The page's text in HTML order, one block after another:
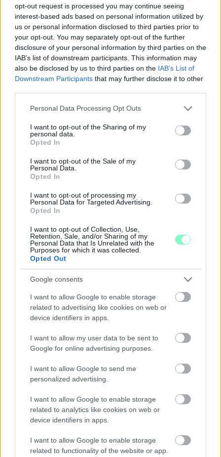
opt-out request is processed you may continue seeing
interest-based ads based on personal information utilized by
us or personal information disclosed to third parties prior to
your opt-out. You may separately opt-out of the further
disclosure of your personal information by third parties on the
IAB’s list of downstream participants. This information may
also be disclosed by us to third parties on the IAB’s List of
Downstream Participants that may further disclose it to other
Please note that this website/app uses one or more Google
not limited to your visit or usage behaviour. You may click to
grant or deny consent to Google and its third-party tags to
use your data for below specified purposes in below Google
consent section.
Personal Data Processing Opt Outs
I want to opt-out of the Sharing of my
personal data.
Opted In
I want to opt-out of the Sale of my
Personal Data.
Opted In
I want to opt-out of processing my
Personal Data for Targeted Advertising.
Opted In
I want to opt-out of Collection, Use,
Retention, Sale, and/or Sharing of my
Personal Data that Is Unrelated with the
Purposes for which it was collected.
Opted Out
Google consents
I want to allow Google to enable storage
related to advertising like cookies on web or
device identifiers in apps.
I want to allow my user data to be sent to
Google for online advertising purposes.
I want to allow Google to send me
personalized advertising.
I want to allow Google to enable storage
related to analytics like cookies on web or
device identifiers in apps.
I want to allow Google to enable storage
related to functionality of the website or app.
Szólj hozzá!
- LETILTOTTA A GOOGLE A VÉDVONAL LEVELEZŐ
FIÓKJÁT
szolgáltatást használt, hogy megvédje a Fidesz maradékát.